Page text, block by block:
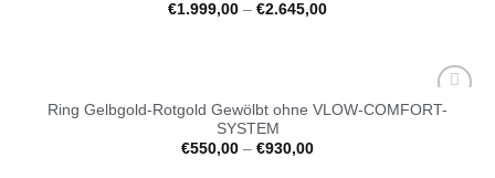
€1.999,00 – €2.645,00
Auf die
Ring Gelbgold-Rotgold Gewölbt ohne VLOW-COMFORT-
SYSTEM
€550,00 – €930,00